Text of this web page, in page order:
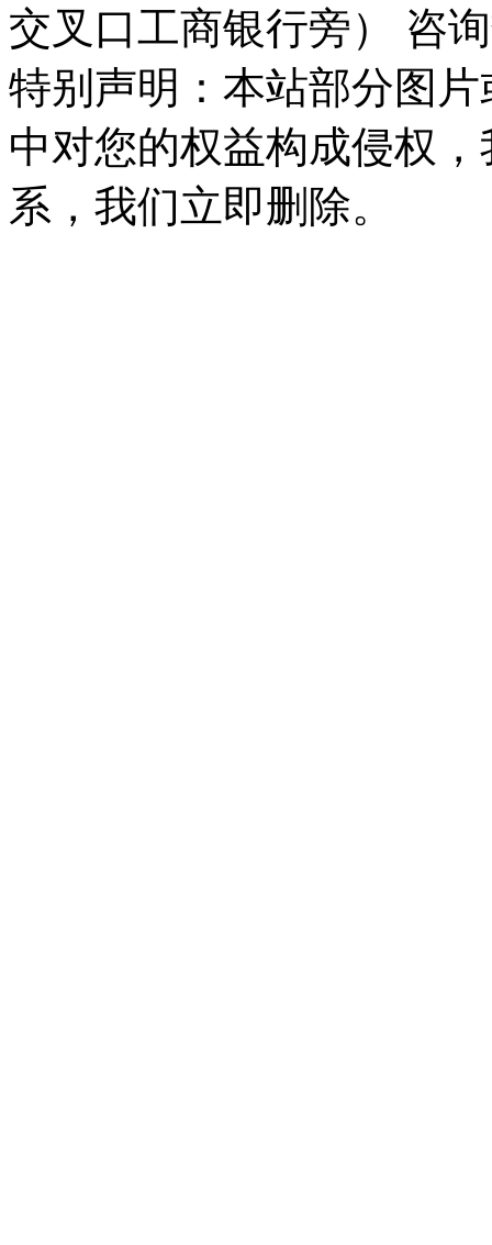
交叉口工商银行旁） 咨
特别声明：本站部分图
中对您的权益构成侵权
系，我们立即删除。